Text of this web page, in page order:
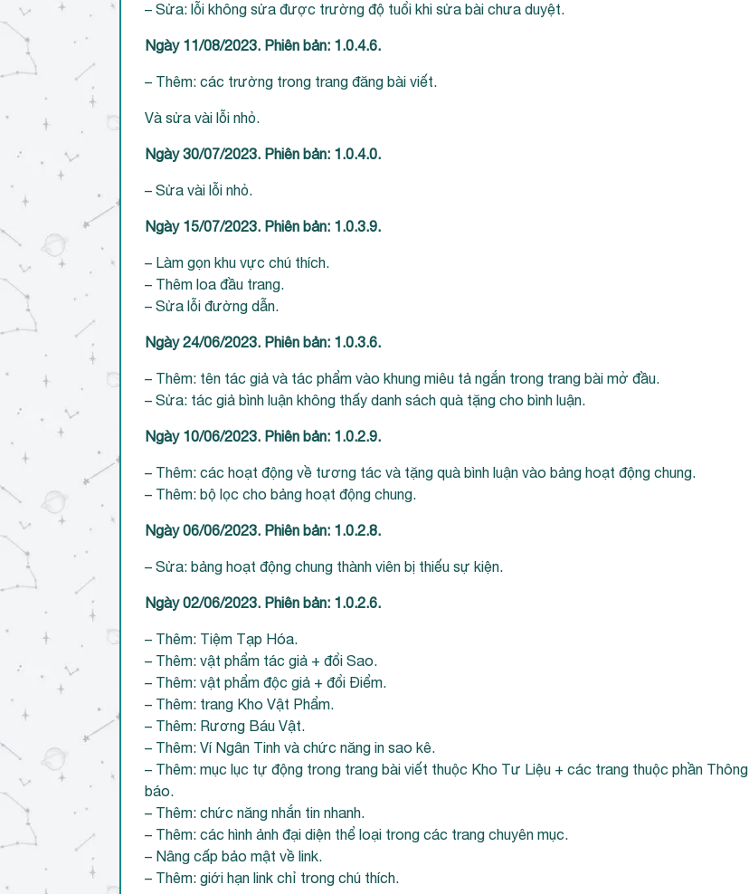
– Sửa: lỗi không sửa được trường độ tuổi khi sửa bài chưa duyệt.
Ngày 11/08/2023. Phiên bản: 1.0.4.6.
– Thêm: các trường trong trang đăng bài viết.
Và sửa vài lỗi nhỏ.
Ngày 30/07/2023. Phiên bản: 1.0.4.0.
– Sửa vài lỗi nhỏ.
Ngày 15/07/2023. Phiên bản: 1.0.3.9.
– Làm gọn khu vực chú thích.
– Thêm loa đầu trang.
– Sửa lỗi đường dẫn.
Ngày 24/06/2023. Phiên bản: 1.0.3.6.
– Thêm: tên tác giả và tác phẩm vào khung miêu tả ngắn trong trang bài mở đầu.
– Sửa: tác giả bình luận không thấy danh sách quà tặng cho bình luận.
Ngày 10/06/2023. Phiên bản: 1.0.2.9.
– Thêm: các hoạt động về tương tác và tặng quà bình luận vào bảng hoạt động chung.
– Thêm: bộ lọc cho bảng hoạt động chung.
Ngày 06/06/2023. Phiên bản: 1.0.2.8.
– Sửa: bảng hoạt động chung thành viên bị thiếu sự kiện.
Ngày 02/06/2023. Phiên bản: 1.0.2.6.
– Thêm: Tiệm Tạp Hóa.
– Thêm: vật phẩm tác giả + đổi Sao.
– Thêm: vật phẩm độc giả + đổi Điểm.
– Thêm: trang Kho Vật Phẩm.
– Thêm: Rương Báu Vật.
– Thêm: Ví Ngân Tinh và chức năng in sao kê.
– Thêm: mục lục tự động trong trang bài viết thuộc Kho Tư Liệu + các trang thuộc phần Thông
báo.
– Thêm: chức năng nhắn tin nhanh.
– Thêm: các hình ảnh đại diện thể loại trong các trang chuyên mục.
– Nâng cấp bảo mật về link.
– Thêm: giới hạn link chỉ trong chú thích.